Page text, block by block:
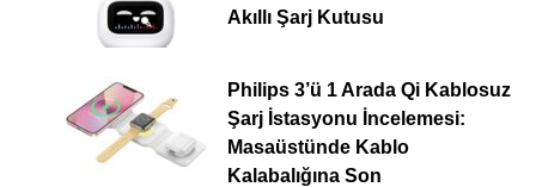
Akıllı Şarj Kutusu
Philips 3’ü 1 Arada Qi Kablosuz
Şarj İstasyonu İncelemesi:
Masaüstünde Kablo
Kalabalığına Son